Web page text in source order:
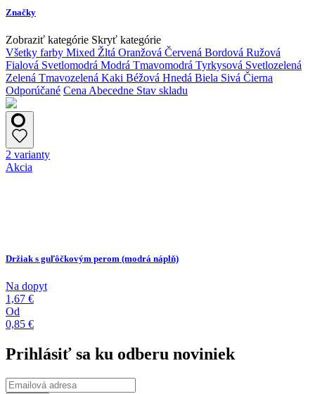
Značky
Zobraziť kategórie Skryť kategórie
Všetky farby Mixed Žltá Oranžová Červená Bordová Ružová
Fialová Svetlomodrá Modrá Tmavomodrá Tyrkysová Svetlozelená
Zelená Tmavozelená Kaki Béžová Hnedá Biela Sivá Čierna
Odporúčané Cena Abecedne Stav skladu
2 varianty
Akcia
Držiak s guľôčkovým perom (modrá náplň)
Na dopyt
1,67 €
Od
0,85 €
Prihlásiť sa ku odberu noviniek